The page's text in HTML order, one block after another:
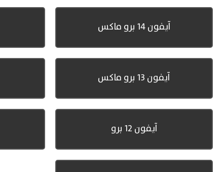
آيفون 14 برو ماكس
آيفون 13 برو ماكس
آيفون 12 برو